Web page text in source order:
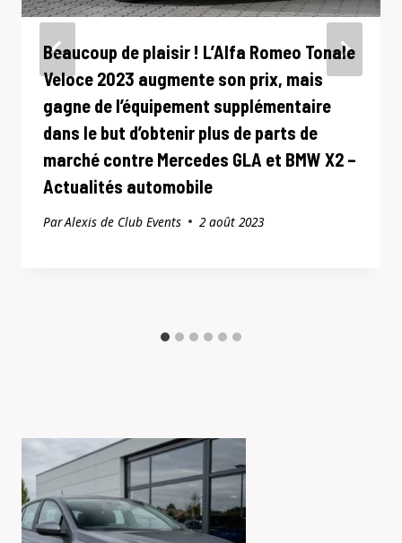
Beaucoup de plaisir ! L’Alfa Romeo Tonale
Veloce 2023 augmente son prix, mais
gagne de l’équipement supplémentaire
dans le but d’obtenir plus de parts de
marché contre Mercedes GLA et BMW X2 –
Actualités automobile
ParAlexis de Club Events 2 août 2023